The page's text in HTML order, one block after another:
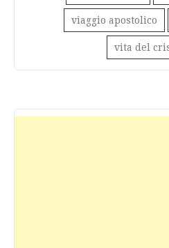
viaggio apostolico
vita del